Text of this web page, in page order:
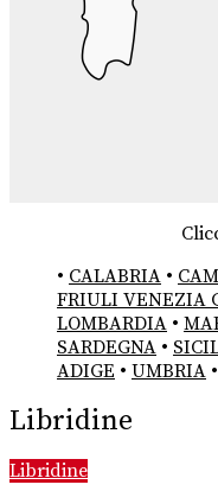
• CALABRIA •
FRIULI VENEZIA
LOMBARDIA •
SARDEGNA •
ADIGE • UMBRIA •
Libridine
Libridine